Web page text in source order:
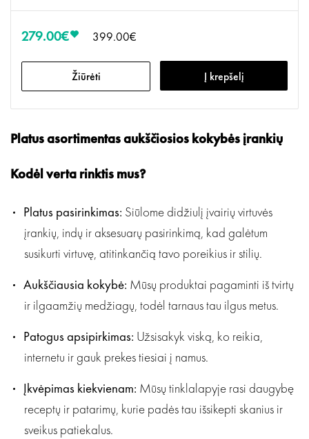
279.00€ 399.00€
Žiūrėti Į krepšelį
Platus asortimentas aukščiosios kokybės įrankių
Kodėl verta rinktis mus?
Platus pasirinkimas: Siūlome didžiulį įvairių virtuvės
įrankių, indų ir aksesuarų pasirinkimą, kad galėtum
susikurti virtuvę, atitinkančią tavo poreikius ir stilių.
Aukščiausia kokybė: Mūsų produktai pagaminti iš tvirtų
ir ilgaamžių medžiagų, todėl tarnaus tau ilgus metus.
Patogus apsipirkimas: Užsisakyk viską, ko reikia,
internetu ir gauk prekes tiesiai į namus.
Įkvėpimas kiekvienam: Mūsų tinklalapyje rasi daugybę
receptų ir patarimų, kurie padės tau išsikepti skanius ir
sveikus patiekalus.